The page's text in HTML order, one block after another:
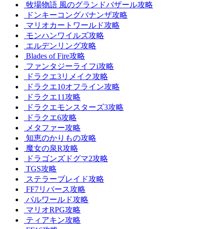
牧場物語 風のグランドバザール攻略
ドンキーコングバナンザ攻略
マリオカートワールド攻略
モンハンワイルズ攻略
エルデンリング攻略
Blades of Fire攻略
ファンタジーライフi攻略
ドラクエ3リメイク攻略
ドラクエ10オフライン攻略
ドラクエ11攻略
ドラクエモンスターズ3攻略
ドラクエ6攻略
メタファー攻略
知恵のかりもの攻略
魔女の泉R攻略
ドラゴンズドグマ2攻略
TGS攻略
ステラーブレイド攻略
FF7リバース攻略
パルワールド攻略
マリオRPG攻略
ティアキン攻略